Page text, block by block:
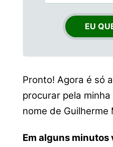
Pronto! Agora é só
procurar pela
nome de Guilherme
Em alguns